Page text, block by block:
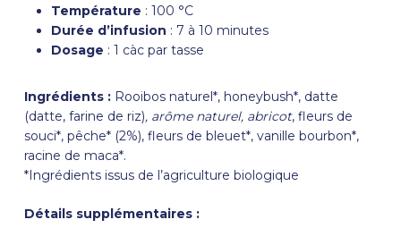
Température : 100 °C
Durée d’infusion : 7 à 10 minutes
Dosage : 1 càc par tasse
Ingrédients :Rooibos naturel*, honeybush*, datte
(datte, farine de riz), arôme naturel, abricot, fleurs de
souci*, pêche* (2%), fleurs de bleuet*, vanille bourbon*,
racine de maca*.
*Ingrédients issus de l’agriculture biologique
Détails supplémentaires :